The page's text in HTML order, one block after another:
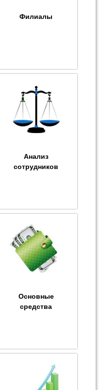
Филиалы
Анализ
сотрудников
Основные
средства